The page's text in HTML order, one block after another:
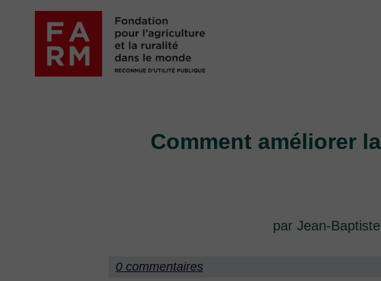
Passer
contenu
Comment améliorer
par Jean-
0 commentaires